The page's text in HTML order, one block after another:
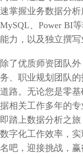
速掌握业务数据分析
MySQL、Power BI
能力，以及独立撰写
除了优质师资团队
务、职业规划团队
道路。无论您是零
据相关工作多年的
即踏上数据分析之
数字化工作效率，
名吧，迎接挑战，赢